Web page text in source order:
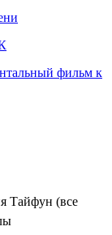
фильм к
Тайфун (все